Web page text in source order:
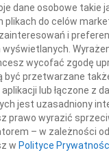
2023 roku zmarła nasza
profesor
dane osobowe takie
do celów
i
wycofać zgodę
być przetwarzane
lub łączone z
jest uzasadniony
prawo wyrazić
– w zależności
w Polityce